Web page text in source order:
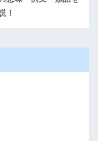
！